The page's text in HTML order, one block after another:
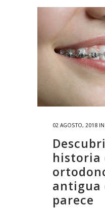
02 AGOSTO, 2018 IN
historia
antigua
parece